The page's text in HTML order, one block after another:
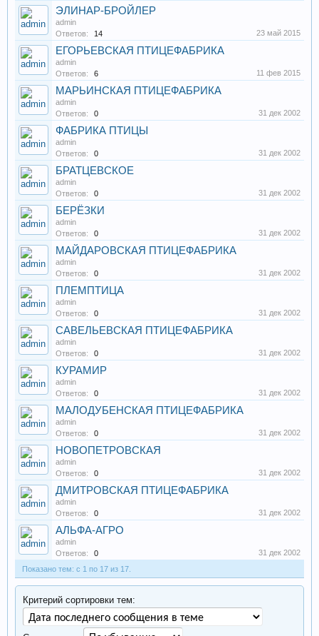
ЭЛИНАР-БРОЙЛЕР
admin
Ответов:
14 23 май 2015
ЕГОРЬЕВСКАЯ ПТИЦЕФАБРИКА
admin
Ответов:
6 11 фев 2015
МАРЬИНСКАЯ ПТИЦЕФАБРИКА
admin
Ответов:
0 31 дек 2002
ФАБРИКА ПТИЦЫ
admin
Ответов:
0 31 дек 2002
БРАТЦЕВСКОЕ
admin
Ответов:
0 31 дек 2002
БЕРЁЗКИ
admin
Ответов:
0 31 дек 2002
МАЙДАРОВСКАЯ ПТИЦЕФАБРИКА
admin
Ответов:
0 31 дек 2002
ПЛЕМПТИЦА
admin
Ответов:
0 31 дек 2002
САВЕЛЬЕВСКАЯ ПТИЦЕФАБРИКА
admin
Ответов:
0 31 дек 2002
КУРАМИР
admin
Ответов:
0 31 дек 2002
МАЛОДУБЕНСКАЯ ПТИЦЕФАБРИКА
admin
Ответов:
0 31 дек 2002
НОВОПЕТРОВСКАЯ
admin
Ответов:
0 31 дек 2002
ДМИТРОВСКАЯ ПТИЦЕФАБРИКА
admin
Ответов:
0 31 дек 2002
АЛЬФА-АГРО
admin
Ответов:
0
31 дек 2002
Показано тем: с 1 по 17 из 17.
Критерий сортировки тем: